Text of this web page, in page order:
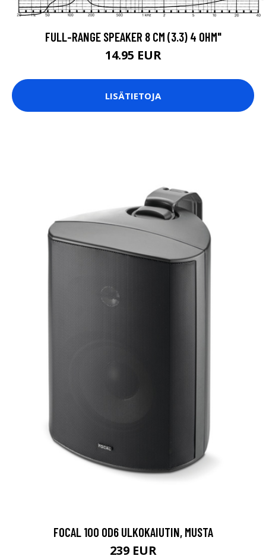
FULL-RANGE SPEAKER 8 CM (3.3) 4 OHM"
14.95 EUR
LISÄTIETOJA
FOCAL 100 OD6 ULKOKAIUTIN, MUSTA
239 EUR